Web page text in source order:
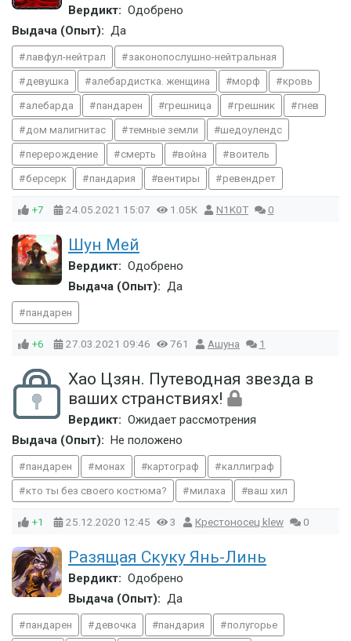
Вердикт: Одобрено
Выдача (Опыт): Да
лавфул-нейтрал законопослушно-нейтральная
девушка алебардистка. женщина морф кровь
алебарда пандарен грешница грешник гнев
дом малигнитас темные земли шедоулендс
перерождение смерть война воитель
берсерк пандария вентиры ревендрет
+7 24.05.2021 15:07 1.05K N1K0T 0
Шун Мей
Вердикт: Одобрено
Выдача (Опыт): Да
пандарен
+6 27.03.2021 09:46 761 Ашуна 1
Хао Цзян. Путеводная звезда в
ваших странствиях!
Вердикт: Ожидает рассмотрения
Выдача (Опыт):
Не положено
пандарен монах картограф каллиграф
кто ты без своего костюма? милаха ваш хил
+1 25.12.2020 12:45 3 Крестоносец klew 0
Разящая Скуку Янь-Линь
Вердикт: Одобрено
Выдача (Опыт): Да
пандарен девочка пандария полугорье